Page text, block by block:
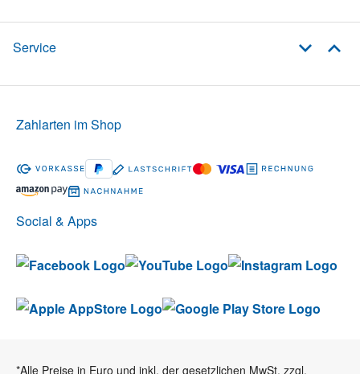
Service
Social & Apps
Zahlarten im Shop
*Alle Preise in Euro und inkl. der gesetzlichen MwSt. zzgl.